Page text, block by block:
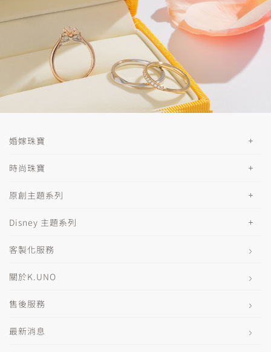
婚嫁珠寶
時尚珠寶
原創主題系列
Disney 主題系列
客製化服務
關於K.UNO
售後服務
最新消息